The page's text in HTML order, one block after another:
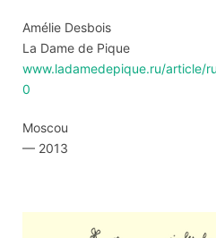
Amélie Desbois
La Dame de Pique
www.ladamedepique.ru/article/
0
Moscou
— 2013